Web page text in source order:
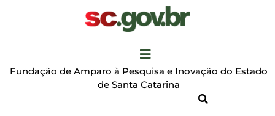
Fundação de Amparo à Pesquisa e Inovação do Estado
de Santa Catarina